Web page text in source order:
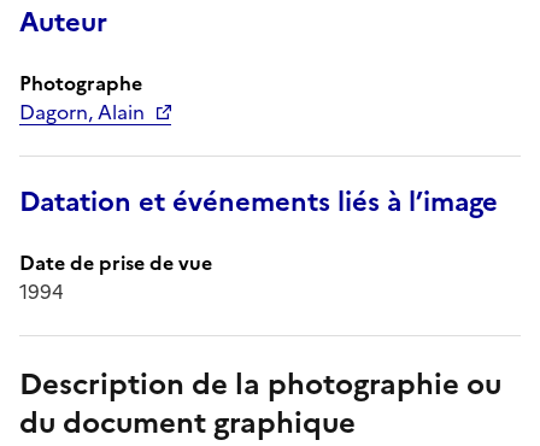
Auteur
Photographe
Dagorn, Alain
Datation et événements liés à l’image
Date de prise de vue
1994
Description de la photographie ou
du document graphique